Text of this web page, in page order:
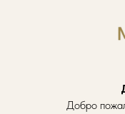
Добро